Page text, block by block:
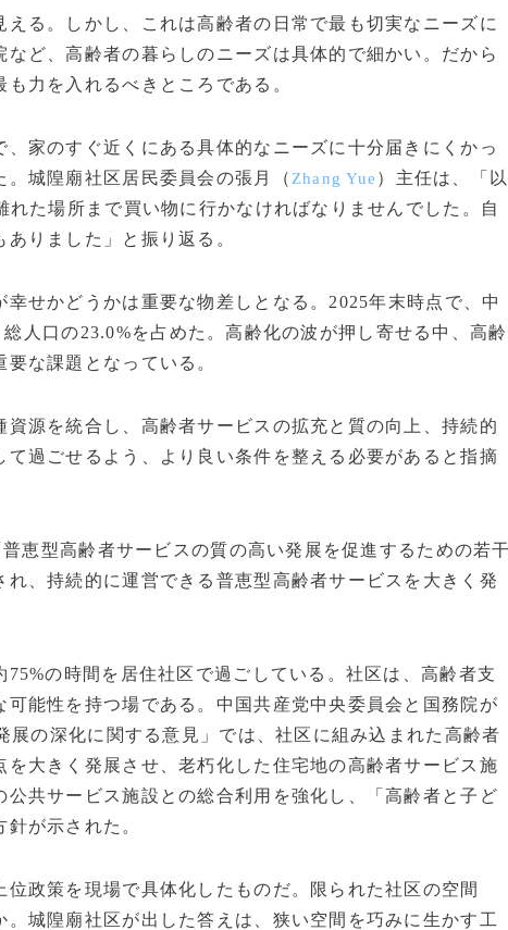
る。しかし、これは高齢者の日常で最も切実なニーズに
ど、高齢者の暮らしのニーズは具体的で細かい。だから
力を入れるべきところである。
家のすぐ近くにある具体的なニーズに十分届きにくかっ
城隍廟社区居民委員会の張月（ Zhang Yue ）主任は、「以
た場所まで買い物に行かなければなりませんでした。自
りました」と振り返る。
せかどうかは重要な物差しとなる。2025年末時点で、中
人口の23.0%を占めた。高齢化の波が押し寄せる中、高齢
な課題となっている。
源を統合し、高齢者サービスの拡充と質の向上、持続的
過ごせるよう、より良い条件を整える必要があると指摘
恵型高齢者サービスの質の高い発展を促進するための若
、持続的に運営できる普恵型高齢者サービスを大きく発
の時間を居住社区で過ごしている。社区は、高齢者支
能性を持つ場である。中国共産党中央委員会と国務院が
展の深化に関する意見」では、社区に組み込まれた高齢者
大きく発展させ、老朽化した住宅地の高齢者サービス施
共サービス施設との総合利用を強化し、「高齢者と子ど
が示された。
政策を現場で具体化したものだ。限られた社区の空間
城隍廟社区が出した答えは、狭い空間を巧みに生かす工